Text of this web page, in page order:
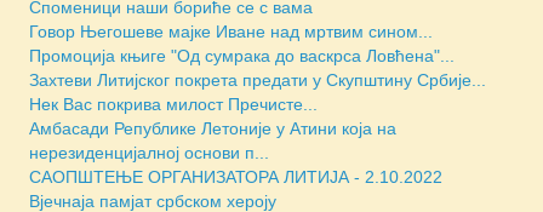
Споменици наши бориће се с вама
Говор Његошеве мајке Иване над мртвим сином...
Промоција књиге "Од сумрака до васкрса Ловћена"...
Захтеви Литијског покрета предати у Скупштину Србије...
Нек Вас покрива милост Пречисте...
Амбасади Републике Летоније у Атини која на
нерезиденцијалној основи п...
САОПШТЕЊЕ ОРГАНИЗАТОРА ЛИТИЈА - 2.10.2022
Вјечнаја памјат србском хероју